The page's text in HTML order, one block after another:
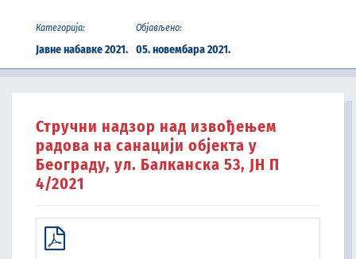
Категорија:
Јавне набавке 2021.
Објављено:
05. новембара 2021.
Стручни надзор над извођењем
радова на санацији објекта у
Београду, ул. Балканска 53, ЈН П
4/2021